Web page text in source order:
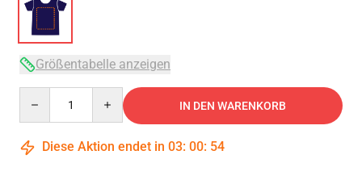
Größentabelle anzeigen
IN DEN WARENKORB
Diese Aktion endet in 03: 00: 54